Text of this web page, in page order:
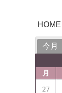
HOME
今月
月
27